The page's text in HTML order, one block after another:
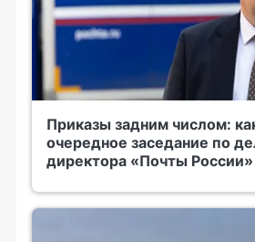
Приказы задним числом:
очередное заседание по
директора «Почты России»